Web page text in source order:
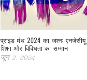
प्राइड मंथ 2024 का जश्न: एनजेसीयू
शिक्षा और विविधता का सम्मान
जून 2, 2024